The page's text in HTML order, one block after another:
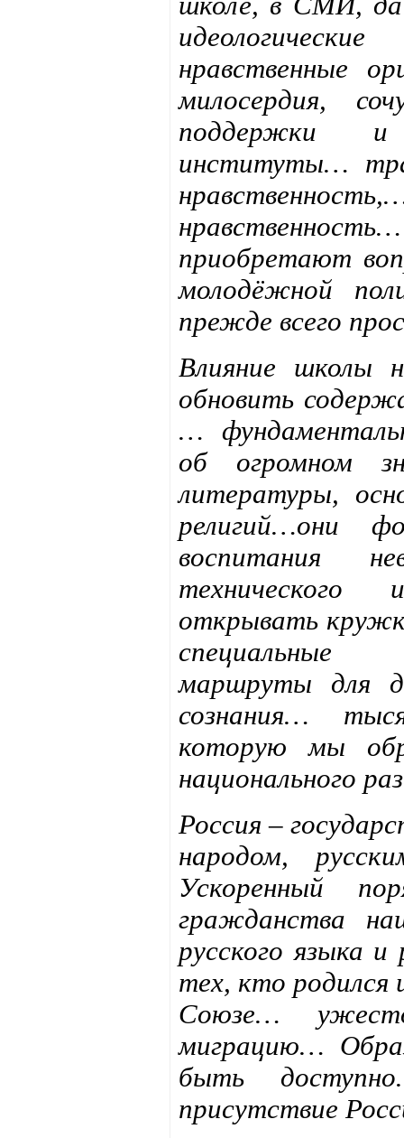
нравственные
милосердия,
поддержки и
институты…
приобретают
молодёжной
прежде всего
Влияние школы
обновить
…
об огромном
литературы,
религий…они
воспитания
технического
открывать
специальные
маршруты для
сознания…
которую мы
национального
Россия –
народом,
Ускоренный
гражданства
русского языка
тех, кто родился
Союзе…
миграцию…
быть
присутствие